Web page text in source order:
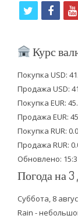
i
t
e
r
f
c
b
o
o
k
y
Курс
Покупка USD:
Продажа USD:
Покупка EUR:
Продажа EUR:
Покупка RUR:
Продажа RUR:
Обновлено:
Погода на 3
Суббота, 8
Rain -